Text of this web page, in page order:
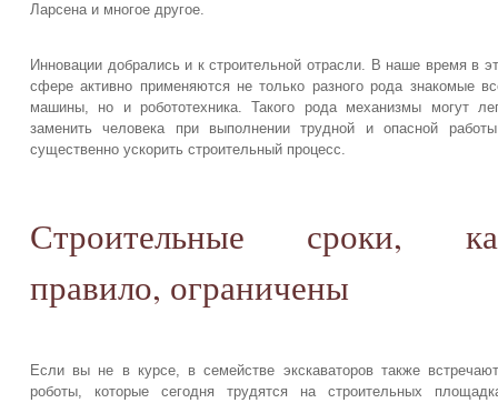
Ларсена и многое другое.
Инновации добрались и к строительной отрасли. В наше время в
сфере активно применяются не только разного рода знакомые
машины, но и робототехника. Такого рода механизмы могут
заменить человека при выполнении трудной и опасной
существенно ускорить строительный процесс.
Строительные сроки,
правило, ограничены
Если вы не в курсе, в семействе экскаваторов также
роботы, которые сегодня трудятся на строительных